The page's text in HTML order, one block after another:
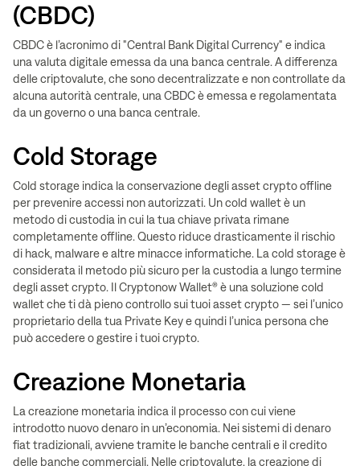
(CBDC)
CBDC è l’acronimo di "Central Bank Digital Currency" e indica
una valuta digitale emessa da una banca centrale. A differenza
delle criptovalute, che sono decentralizzate e non controllate da
alcuna autorità centrale, una CBDC è emessa e regolamentata
da un governo o una banca centrale.
Cold Storage
Cold storage indica la conservazione degli asset crypto offline
per prevenire accessi non autorizzati. Un cold wallet è un
metodo di custodia in cui la tua chiave privata rimane
completamente offline. Questo riduce drasticamente il rischio
di hack, malware e altre minacce informatiche. La cold storage è
considerata il metodo più sicuro per la custodia a lungo termine
degli asset crypto. Il Cryptonow Wallet® è una soluzione cold
wallet che ti dà pieno controllo sui tuoi asset crypto — sei l’unico
proprietario della tua Private Key e quindi l’unica persona che
può accedere o gestire i tuoi crypto.
Creazione Monetaria
La creazione monetaria indica il processo con cui viene
introdotto nuovo denaro in un’economia. Nei sistemi di denaro
fiat tradizionali, avviene tramite le banche centrali e il credito
delle banche commerciali. Nelle criptovalute, la creazione di